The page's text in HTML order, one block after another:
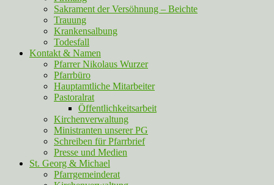
Sakrament der Versöhnung – Beichte
Trauung
Krankensalbung
Todesfall
Kontakt & Namen
Pfarrer Nikolaus Wurzer
Pfarrbüro
Hauptamtliche Mitarbeiter
Pastoralrat
Öffentlichkeitsarbeit
Kirchenverwaltung
Ministranten unserer PG
Schreiben für Pfarrbrief
Presse und Medien
St. Georg & Michael
Pfarrgemeinderat